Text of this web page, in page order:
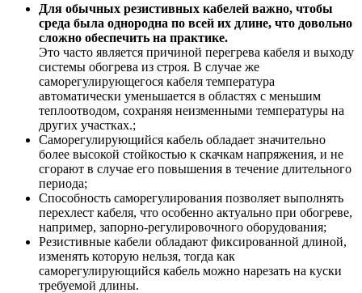
Для обычных резистивных кабелей важно, чтобы
среда была однородна по всей их длине, что довольно
сложно обеспечить на практике.
Это часто является причиной перегрева кабеля и выходу
системы обогрева из строя. В случае же
саморегулирующегося кабеля температура
автоматически уменьшается в областях с меньшим
теплоотводом, сохраняя неизменными температуры на
других участках.;
Саморегулирующийся кабель обладает значительно
более высокой стойкостью к скачкам напряжения, и не
сгорают в случае его повышения в течение длительного
периода;
Способность саморегулирования позволяет выполнять
перехлест кабеля, что особенно актуально при обогреве,
например, запорно-регулировочного оборудования;
Резистивные кабели обладают фиксированной длиной,
изменять которую нельзя, тогда как
саморегулирующийся кабель можно нарезать на куски
требуемой длины.